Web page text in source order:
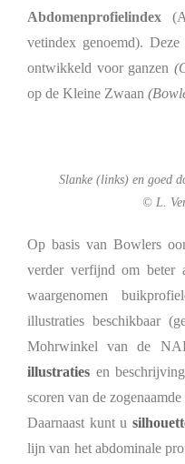
Abdomenprofielindex
vetindex genoemd).
ontwikkeld voor ganzen
op de Kleine Zwaan
Slanke (links) en goed
© L.
Op basis van Bowlers
verder verfijnd om
waargenomen
illustraties beschikbaar
Mohrwinkel van de
illustraties en
scoren van de zogenaamde
Daarnaast kunt u
lijn van het abdominale